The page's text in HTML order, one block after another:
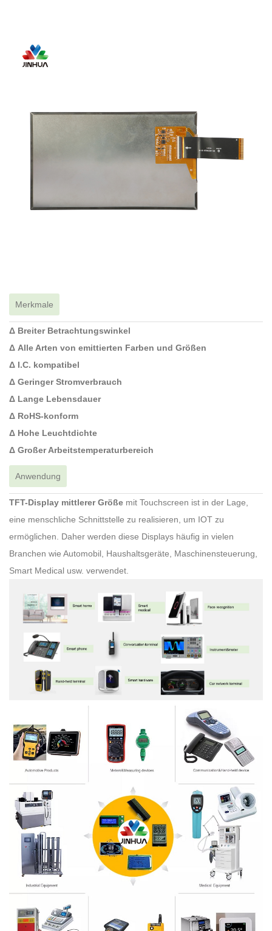
Merkmale
Δ Breiter Betrachtungswinkel
Δ Alle Arten von emittierten Farben und Größen
Δ I.C. kompatibel
Δ Geringer Stromverbrauch
Δ Lange Lebensdauer
Δ RoHS-konform
Δ Hohe Leuchtdichte
Δ Großer Arbeitstemperaturbereich
Anwendung
TFT-Display mittlerer Größe mit Touchscreen ist in der Lage,
eine menschliche Schnittstelle zu realisieren, um IOT zu
ermöglichen. Daher werden diese Displays häufig in vielen
Branchen wie Automobil, Haushaltsgeräte, Maschinensteuerung,
Smart Medical usw. verwendet.